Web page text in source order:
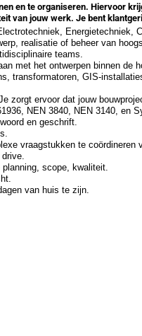
en te organiseren. Hiervoor
van jouw werk. Je bent
Energietechniek,
realisatie of beheer van
teams.
met het ontwerpen binnen de
transformatoren, GIS-
zorgt ervoor dat jouw
NEN 3840, NEN 3140, en
en geschrift.
vraagstukken te coördineren
scope, kwaliteit.
van huis te zijn.